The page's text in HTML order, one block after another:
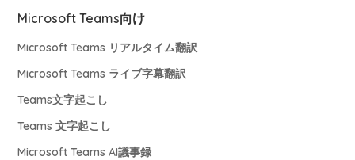
Microsoft Teams向け
Microsoft Teams リアルタイム翻訳
Microsoft Teams ライブ字幕翻訳
Teams文字起こし
Teams 文字起こし
Microsoft Teams AI議事録